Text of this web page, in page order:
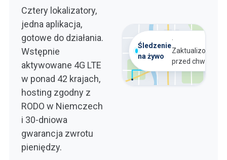
Cztery lokalizatory,
jedna aplikacja,
gotowe do działania.
Wstępnie
aktywowane 4G LTE
w ponad 42 krajach,
hosting zgodny z
RODO w Niemczech
i 30-dniowa
gwarancja zwrotu
pieniędzy.
Strefa domowa
Śledzenie
na żywo
·
Zaktualizowano
przed chwilą
Alarm
geofence
teraz
geofence